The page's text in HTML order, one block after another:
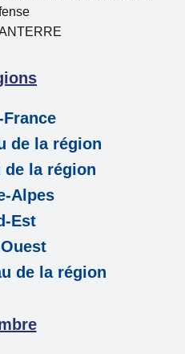
de la région
de la région
Alpes
Est
de la région